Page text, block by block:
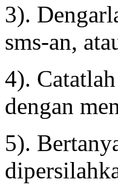
3).
sms-an,
4).
dengan
5).